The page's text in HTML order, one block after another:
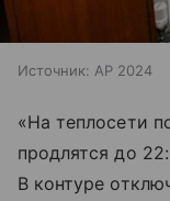
Источник: AP 2024
«На теплосети
продлятся до
В контуре